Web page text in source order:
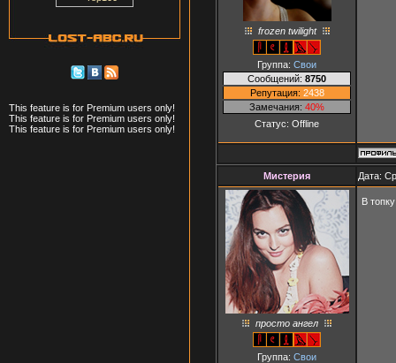
This feature is for Premium users only!
This feature is for Premium users only!
This feature is for Premium users only!
frozen twilight
Группа: Свои
Сообщений: 8750
Репутация: 2438
Замечания: 40%
Статус: Offline
Мистерия Дата:
просто ангел
Группа: Свои
В